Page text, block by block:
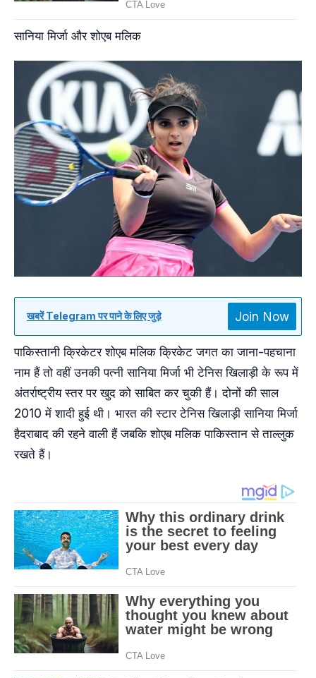
सानिया मिर्जा और शोएब मलिक
खबरें Telegram पर पाने के लिए जुड़े Join Now
पाकिस्तानी क्रिकेटर शोएब मलिक क्रिकेट जगत का जाना-पहचाना
नाम हैं तो वहीं उनकी पत्नी सानिया मिर्जा भी टेनिस खिलाड़ी के रूप में
अंतर्राष्ट्रीय स्तर पर खुद को साबित कर चुकी हैं। दोनों की साल
2010 में शादी हुई थी। भारत की स्टार टेनिस खिलाड़ी सानिया मिर्जा
हैदराबाद की रहने वाली हैं जबकि शोएब मलिक पाकिस्तान से ताल्लुक
रखते हैं।